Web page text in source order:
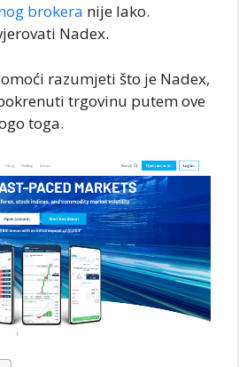
brokera nije lako.
Nadex.
razumjeti što je Nadex,
trgovinu putem ove
toga.